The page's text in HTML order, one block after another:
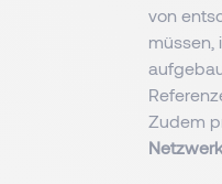
von
müssen,
Zudem
Netzwerk